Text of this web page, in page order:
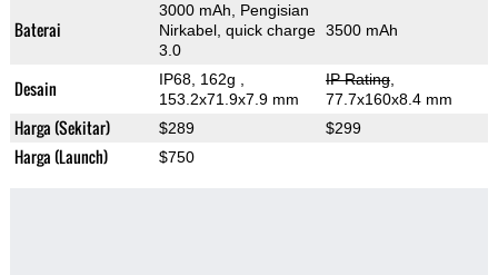
Baterai
3000 mAh, Pengisian
Nirkabel, quick charge
3.0
3500 mAh
Desain IP68, 162g
153.2x71.9x7.9 mm
IP Rating,
77.7x160x8.4 mm
Harga (Sekitar) $289 $299
Harga (Launch) $750